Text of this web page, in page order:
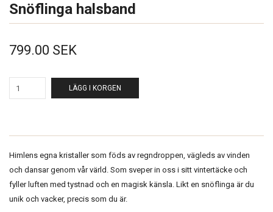
Snöflinga halsband
799.00 SEK
LÄGG I KORGEN
Himlens egna kristaller som föds av regndroppen, vägleds av vinden
och dansar genom vår värld. Som sveper in oss i sitt vintertäcke och
fyller luften med tystnad och en magisk känsla. Likt en snöflinga är du
unik och vacker, precis som du är.